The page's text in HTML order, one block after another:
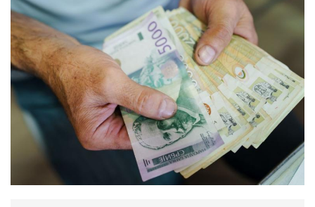
CHINA
DATOS
EXPOSICIÓN
ENTREVISTA